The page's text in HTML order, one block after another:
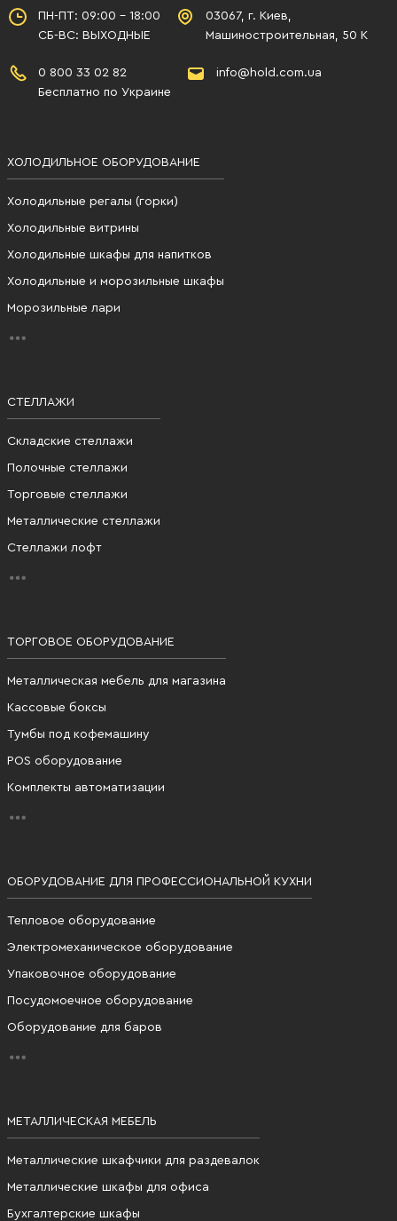
ПН-ПТ: 09:00 - 18:00
СБ-ВС: ВЫХОДНЫЕ
03067, г. Киев,
Машиностроительная, 50 К
0 800 33 02 82
Бесплатно по Украине
info@hold.com.ua
ХОЛОДИЛЬНОЕ ОБОРУДОВАНИЕ
Холодильные регалы (горки)
Холодильные витрины
Холодильные шкафы для напитков
Холодильные и морозильные шкафы
Морозильные лари
СТЕЛЛАЖИ
Складские стеллажи
Полочные стеллажи
Торговые стеллажи
Металлические стеллажи
Стеллажи лофт
ТОРГОВОЕ ОБОРУДОВАНИЕ
Металлическая мебель для магазина
Кассовые боксы
Тумбы под кофемашину
POS оборудование
Комплекты автоматизации
ОБОРУДОВАНИЕ ДЛЯ ПРОФЕССИОНАЛЬНОЙ КУХНИ
Тепловое оборудование
Электромеханическое оборудование
Упаковочное оборудование
Посудомоечное оборудование
Оборудование для баров
МЕТАЛЛИЧЕСКАЯ МЕБЕЛЬ
Металлические шкафчики для раздевалок
Металлические шкафы для офиса
Бухгалтерские шкафы